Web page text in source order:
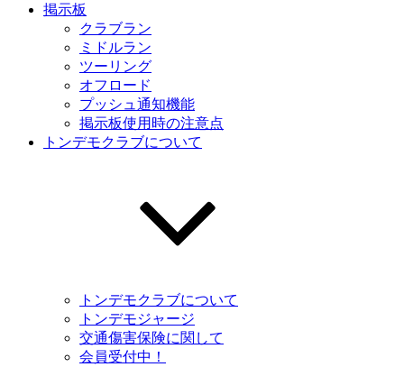
掲示板
クラブラン
ミドルラン
ツーリング
オフロード
プッシュ通知機能
掲示板使用時の注意点
トンデモクラブについて
トンデモクラブについて
トンデモジャージ
交通傷害保険に関して
会員受付中！